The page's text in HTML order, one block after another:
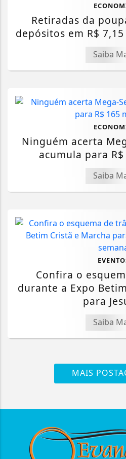
Retiradas da
depósitos em R$
Saiba
Ninguém acerta
acumula para
Saiba
Confira o
durante a Expo
para
Saiba
MAIS